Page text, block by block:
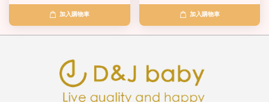
加入購物車 加入購物車